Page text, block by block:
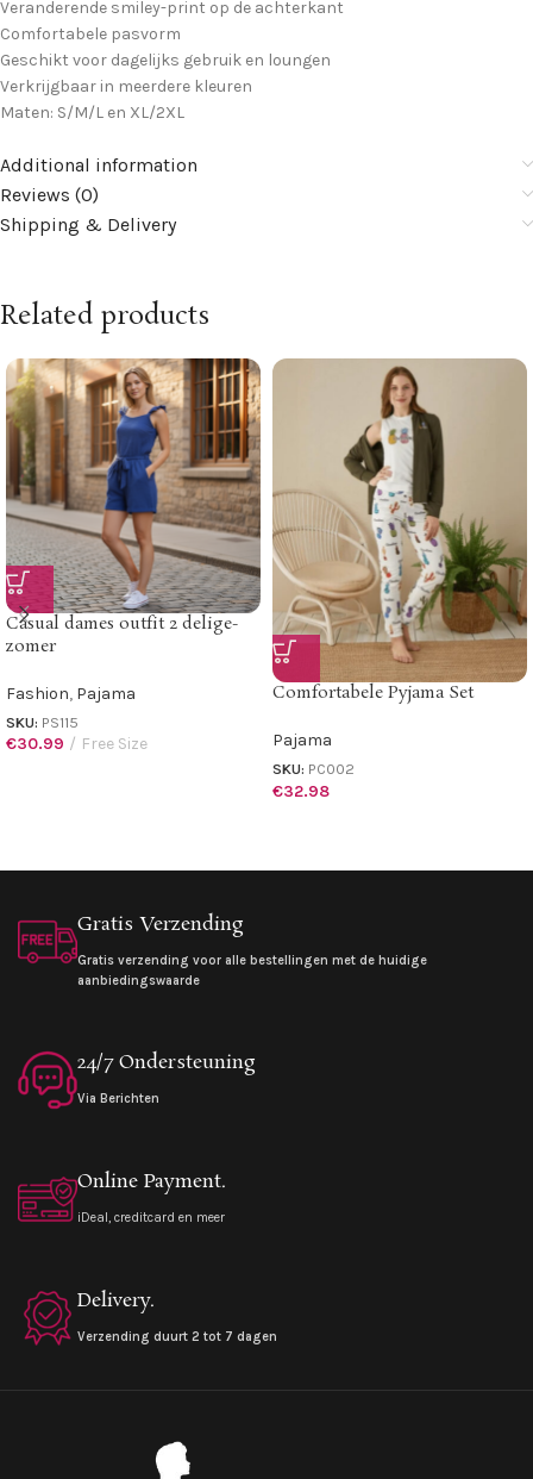
Veranderende smiley-print op de achterkant
Comfortabele pasvorm
Geschikt voor dagelijks gebruik en loungen
Verkrijgbaar in meerdere kleuren
Maten: S/M/L en XL/2XL
Additional information
Reviews (0)
Shipping & Delivery
Related products
Casual dames outfit 2 delige-
zomer
Fashion, Pajama
SKU: PS115
€30.99 Free Size
Comfortabele Pyjama Set
Pajama
SKU: PC002
€32.98
Gratis Verzending
Gratis verzending voor alle bestellingen met de huidige
aanbiedingswaarde
24/7 Ondersteuning
Via Berichten
Online Payment.
iDeal, creditcard en meer
Delivery.
Verzending duurt 2 tot 7 dagen